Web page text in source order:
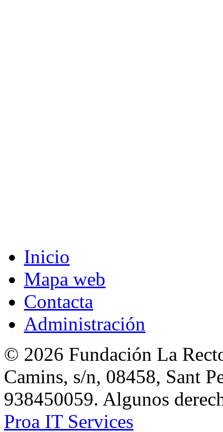
Inicio
Mapa web
Contacta
Administración
© 2026 Fundación La
Camins, s/n, 08458, Sant
938450059. Algunos
Proa IT Services